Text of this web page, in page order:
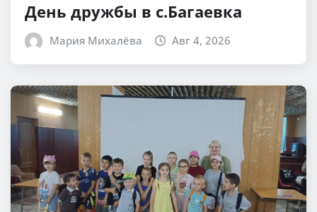
День дружбы в с.Багаевка
Мария Михалёва Авг 4, 2026